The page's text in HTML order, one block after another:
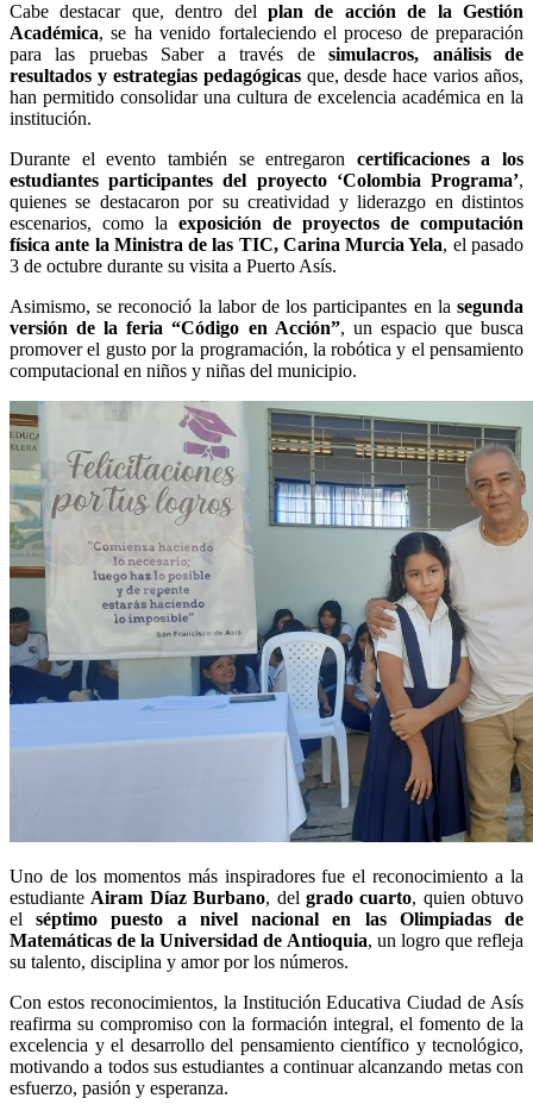
Cabe destacar que, dentro del plan de acción de la Gestión
Académica, se ha venido fortaleciendo el proceso de preparación
para las pruebas Saber a través desimulacros, análisis de
resultados y estrategias pedagógicasque, desde hace varios años,
han permitido consolidar una cultura de excelencia académica en la
institución.
Durante el evento también se entregaron certificaciones a los
estudiantes participantes del proyecto ‘Colombia Programa’,
quienes se destacaron por su creatividad y liderazgo en distintos
escenarios, como la exposición de proyectos de computación
física ante la Ministra de las TIC, Carina Murcia Yela, el pasado
3 de octubre durante su visita a Puerto Asís.
Asimismo, se reconoció la labor de los participantes en la segunda
versión de la feria “Código en Acción”, un espacio que busca
promover el gusto por la programación, la robótica y el pensamiento
computacional en niños y niñas del municipio.
Uno de los momentos más inspiradores fue el reconocimiento a la
estudianteAiram Díaz Burbano, del grado cuarto, quien obtuvo
elséptimo puesto a nivel nacional en las Olimpiadas de
Matemáticas de la Universidad de Antioquia, un logro que refleja
su talento, disciplina y amor por los números.
Con estos reconocimientos, la Institución Educativa Ciudad de Asís
reafirma su compromiso con la formación integral, el fomento de la
excelencia y el desarrollo del pensamiento científico y tecnológico,
motivando a todos sus estudiantes a continuar alcanzando metas con
esfuerzo, pasión y esperanza.